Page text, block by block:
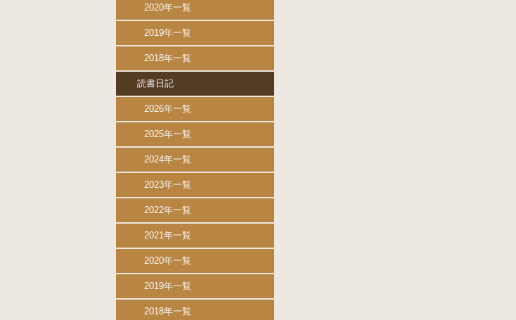
2020年一覧
2019年一覧
2018年一覧
読書日記
2026年一覧
2025年一覧
2024年一覧
2023年一覧
2022年一覧
2021年一覧
2020年一覧
2019年一覧
2018年一覧